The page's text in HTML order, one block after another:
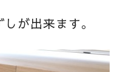
が出来ます。